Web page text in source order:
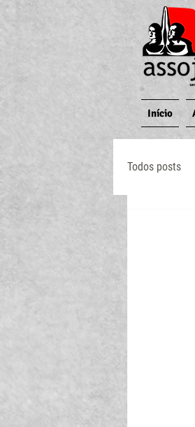
Início
Todos posts
Jornal